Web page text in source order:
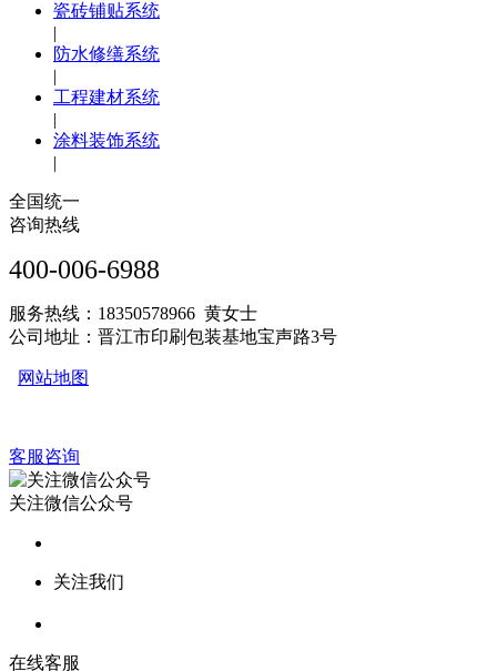
瓷砖铺贴系统
|
防水修缮系统
|
工程建材系统
|
涂料装饰系统
|
全国统一
咨询热线
400-006-6988
服务热线：18350578966 黄女士
公司地址：晋江市印刷包装基地宝声路3号
网站地图
客服咨询
关注微信公众号
关注我们
在线客服